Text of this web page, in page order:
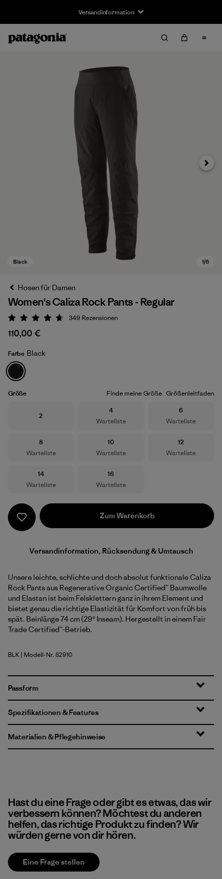
Versandinformation
Black
Weiter
Hosen für Damen
Women's Caliza Rock Pants - Regular
Bewertung: 4.7 / 5
349 Rezensionen
110,00 €
Farbe Black
Größe Finde meine Größe Größenleitfaden
Größe
2
Größe
4
Warteliste
Größe
6
Warteliste
Größe
8
Warteliste
Größe
10
Warteliste
Größe
12
Warteliste
Größe
14
Warteliste
Größe
16
Warteliste
Zum Warenkorb
Versandinformation, Rücksendung & Umtausch
Unsere leichte, schlichte und doch absolut funktionale Caliza
Rock Pants aus Regenerative Organic Certified™ Baumwolle
und Elastan ist beim Felsklettern ganz in ihrem Element und
bietet genau die richtige Elastizität für Komfort von früh bis
spät. Beinlänge 74 cm (29“ Inseam). Hergestellt in einem Fair
Trade Certified™-Betrieb.
Black
BLK | Modell-Nr. 82910
Passform
Spezifikationen & Features
Materialien & Pflegehinweise
Hast du eine Frage oder gibt es etwas, das wir
verbessern können? Möchtest du anderen
helfen, das richtige Produkt zu finden? Wir
würden gerne von dir hören.
Eine Frage stellen